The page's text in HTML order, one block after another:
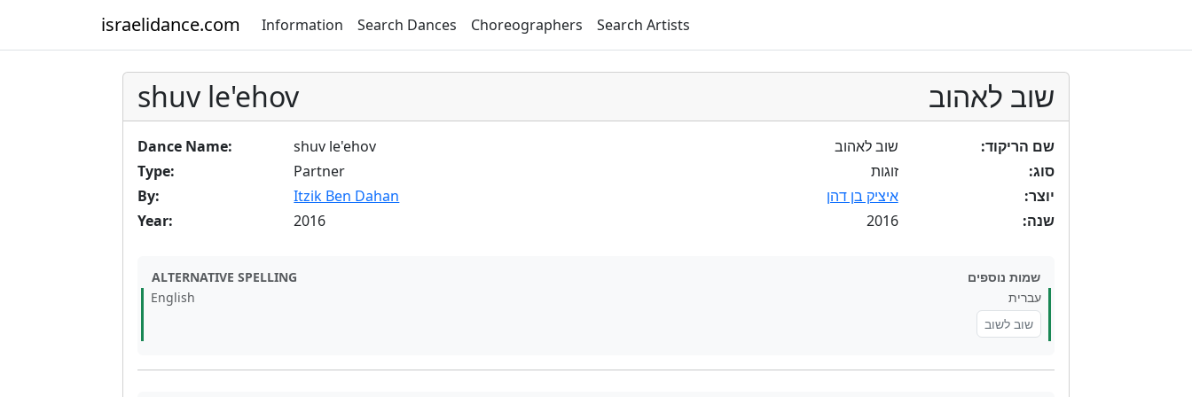
israelidance.com Information Search Dances Choreographers Search Artists
shuv le'ehov שוב לאהוב
Dance Name:
shuv le'ehov
Type:
Partner
By:
Itzik Ben Dahan
Year:
2016
שם הריקוד:
שוב לאהוב
סוג:
זוגות
יוצר:
איציק בן דהן
שנה:
2016
ALTERNATIVE SPELLING
שמות נוספים
English
עברית
שוב לשוב